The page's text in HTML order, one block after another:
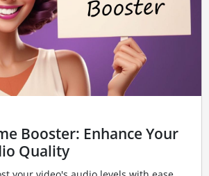
Booster: Enhance Your
Quality